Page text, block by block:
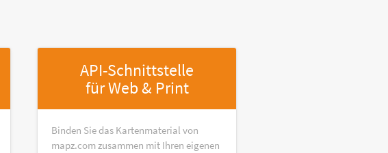
API-Schnittstelle
für Web & Print
Binden Sie das Kartenmaterial von
mapz.com zusammen mit Ihren eigenen